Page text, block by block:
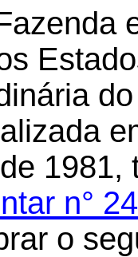
n° 24
o